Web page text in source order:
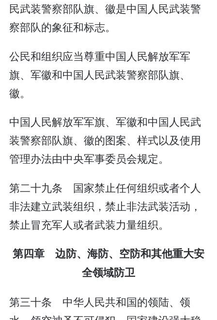
民武装警察部队旗、徽是中国人民武装警
察部队的象征和标志。
公民和组织应当尊重中国人民解放军军
旗、军徽和中国人民武装警察部队旗、
徽。
中国人民解放军军旗、军徽和中国人民武
装警察部队旗、徽的图案、样式以及使用
管理办法由中央军事委员会规定。
第二十九条 国家禁止任何组织或者个人
非法建立武装组织，禁止非法武装活动，
禁止冒充军人或者武装力量组织。
第四章 边防、海防、空防和其他重大安
全领域防卫
第三十条 中华人民共和国的领陆、领